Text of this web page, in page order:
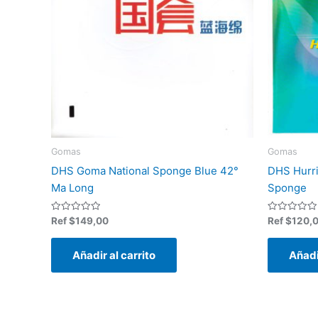
Gomas
DHS Goma National Sponge Blue 42°
Ma Long
Valorado
0
Ref$149,00
Añadir al carrito
Gomas
DHS
Sponge
Valorado
0
Ref$